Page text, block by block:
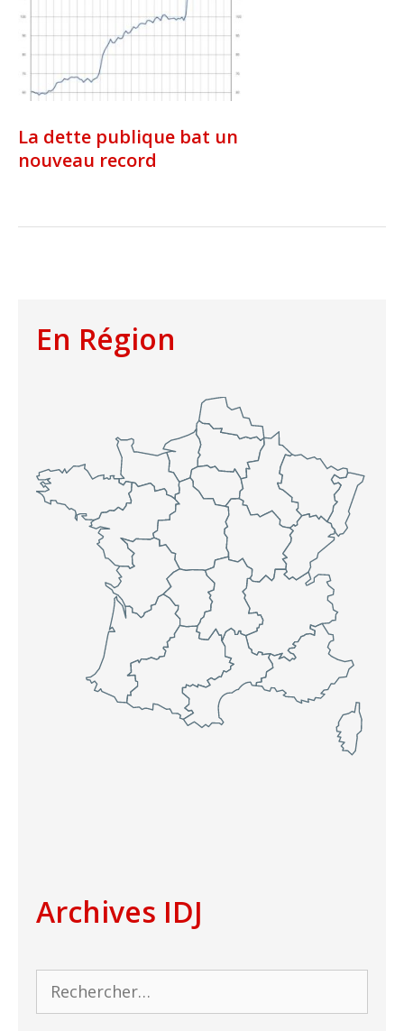
La dette publique bat un
nouveau record
En Région
Archives IDJ
Rechercher :